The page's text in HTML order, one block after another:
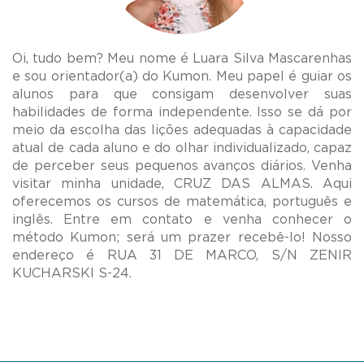
Oi, tudo bem? Meu nome é Luara Silva Mascarenhas
e sou orientador(a) do Kumon. Meu papel é guiar os
alunos para que consigam desenvolver suas
habilidades de forma independente. Isso se dá por
meio da escolha das lições adequadas à capacidade
atual de cada aluno e do olhar individualizado, capaz
de perceber seus pequenos avanços diários. Venha
visitar minha unidade, CRUZ DAS ALMAS. Aqui
oferecemos os cursos de matemática, português e
inglês. Entre em contato e venha conhecer o
método Kumon; será um prazer recebê-lo! Nosso
endereço é RUA 31 DE MARCO, S/N ZENIR